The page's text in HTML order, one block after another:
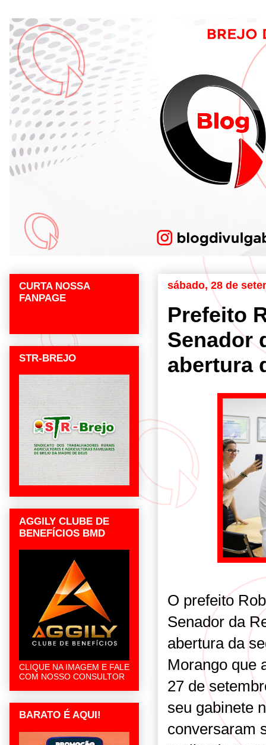
sábado, 28 de
Prefeito
Senador
abertura
O prefeito
Senador da
abertura da
Morango que
27 de
seu gabinete
conversaram
CURTA NOSSA
FANPAGE
STR-BREJO
AGGILY CLUBE DE
BENEFÍCIOS BMD
CLIQUE NA IMAGEM E FALE
COM NOSSO CONSULTOR
BARATO É AQUI!